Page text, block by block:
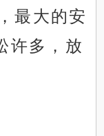
最大的安
许多，放